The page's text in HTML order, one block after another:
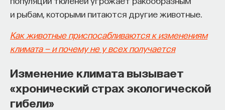
и рыбам, которыми питаются другие животные.
Как животные приспосабливаются к изменениям
климата — и почему не у всех получается
Изменение климата вызывает
«хронический страх экологической
гибели»